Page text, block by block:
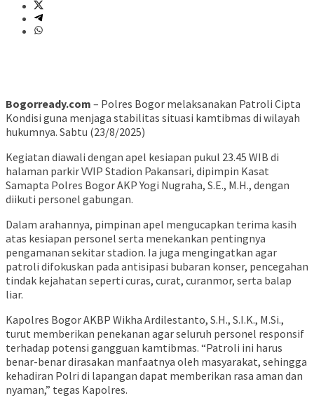
Bogorready.com – Polres Bogor melaksanakan Patroli Cipta
Kondisi guna menjaga stabilitas situasi kamtibmas di wilayah
hukumnya. Sabtu (23/8/2025)
Kegiatan diawali dengan apel kesiapan pukul 23.45 WIB di
halaman parkir VVIP Stadion Pakansari, dipimpin Kasat
Samapta Polres Bogor AKP Yogi Nugraha, S.E., M.H., dengan
diikuti personel gabungan.
Dalam arahannya, pimpinan apel mengucapkan terima kasih
atas kesiapan personel serta menekankan pentingnya
pengamanan sekitar stadion. Ia juga mengingatkan agar
patroli difokuskan pada antisipasi bubaran konser, pencegahan
tindak kejahatan seperti curas, curat, curanmor, serta balap
liar.
Kapolres Bogor AKBP Wikha Ardilestanto, S.H., S.I.K., M.Si.,
turut memberikan penekanan agar seluruh personel responsif
terhadap potensi gangguan kamtibmas. “Patroli ini harus
benar-benar dirasakan manfaatnya oleh masyarakat, sehingga
kehadiran Polri di lapangan dapat memberikan rasa aman dan
nyaman,” tegas Kapolres.